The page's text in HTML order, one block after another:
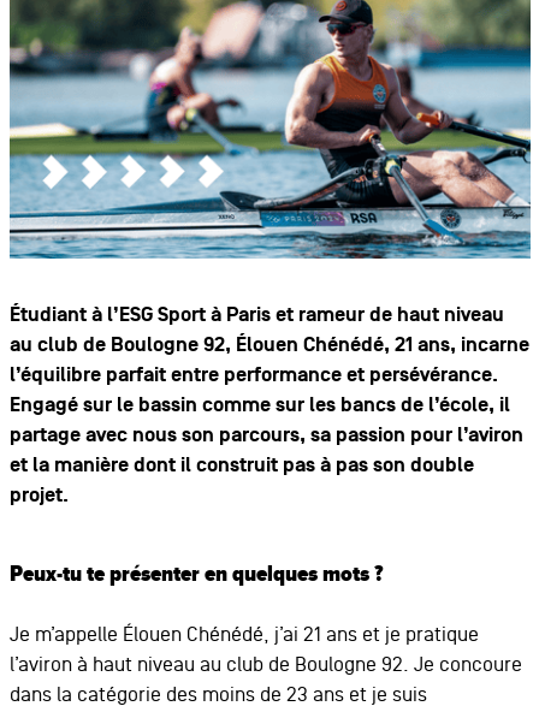
Étudiant à l’ESG Sport à Paris et rameur de haut niveau
au club de Boulogne 92, Élouen Chénédé, 21 ans, incarne
l’équilibre parfait entre performance et persévérance.
Engagé sur le bassin comme sur les bancs de l’école, il
partage avec nous son parcours, sa passion pour l’aviron
et la manière dont il construit pas à pas son double
projet.
Peux-tu te présenter en quelques mots ?
Je m’appelle Élouen Chénédé, j’ai 21 ans et je pratique
l’aviron à haut niveau au club de Boulogne 92. Je concoure
dans la catégorie des moins de 23 ans et je suis